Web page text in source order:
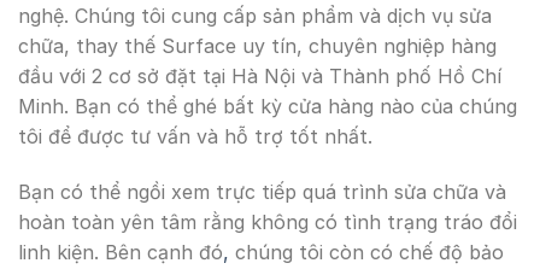
nghệ. Chúng tôi cung cấp sản phẩm và dịch vụ sửa
chữa, thay thế Surface uy tín, chuyên nghiệp hàng
đầu với 2 cơ sở đặt tại Hà Nội và Thành phố Hồ Chí
Minh. Bạn có thể ghé bất kỳ cửa hàng nào của chúng
tôi để được tư vấn và hỗ trợ tốt nhất.
Bạn có thể ngồi xem trực tiếp quá trình sửa chữa và
hoàn toàn yên tâm rằng không có tình trạng tráo đổi
linh kiện. Bên cạnh đó, chúng tôi còn có chế độ bảo